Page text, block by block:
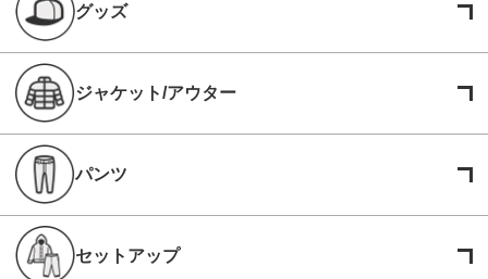
グッズ
ジャケット/アウター
パンツ
セットアップ